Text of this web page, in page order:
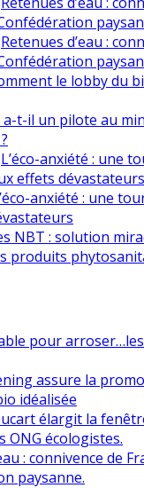
Retenues d’eau :
le lobby du
a-t-il un pilote au
L’éco-anxiété : une
effets dévastateurs
anxiété : une
NBT : solution
produits
pour
assure la
idéalisée
élargit la
ONG écologistes.
: connivence de
paysanne.